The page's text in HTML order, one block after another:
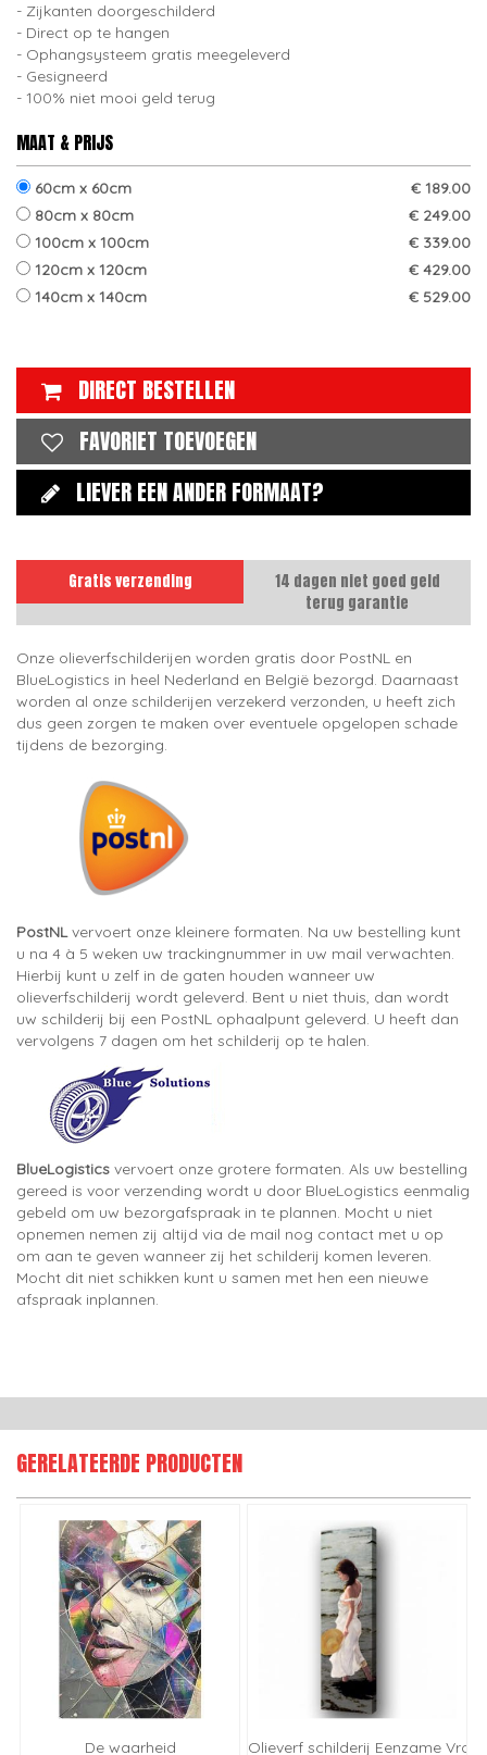
Zijkanten doorgeschilderd
Direct op te hangen
Ophangsysteem gratis meegeleverd
Gesigneerd
100% niet mooi geld terug
MAAT & PRIJS
60cm x 60cm
€ 189.00
80cm x 80cm
€ 249.00
100cm x 100cm
€ 339.00
120cm x 120cm
€ 429.00
140cm x 140cm
€ 529.00
DIRECT BESTELLEN
FAVORIET TOEVOEGEN
LIEVER EEN ANDER FORMAAT?
Gratis verzending
14 dagen niet goed geld
terug garantie
Onze olieverfschilderijen worden gratis door PostNL en
BlueLogistics in heel Nederland en België bezorgd. Daarnaast
worden al onze schilderijen verzekerd verzonden, u heeft zich
dus geen zorgen te maken over eventuele opgelopen schade
tijdens de bezorging.
PostNLvervoert onze kleinere formaten. Na uw bestelling kunt
u na 4 à 5 weken uw trackingnummer in uw mail verwachten.
Hierbij kunt u zelf in de gaten houden wanneer uw
olieverfschilderij wordt geleverd. Bent u niet thuis, dan wordt
uw schilderij bij een PostNL ophaalpunt geleverd. U heeft dan
vervolgens 7 dagen om het schilderij op te halen.
BlueLogistics vervoert onze grotere formaten. Als uw bestelling
gereed is voor verzending wordt u door BlueLogistics eenmalig
gebeld om uw bezorgafspraak in te plannen. Mocht u niet
opnemen nemen zij altijd via de mail nog contact met u op
om aan te geven wanneer zij het schilderij komen leveren.
Mocht dit niet schikken kunt u samen met hen een nieuwe
afspraak inplannen.
GERELATEERDE PRODUCTEN
De waarheid Olieverf schilderij Eenzame